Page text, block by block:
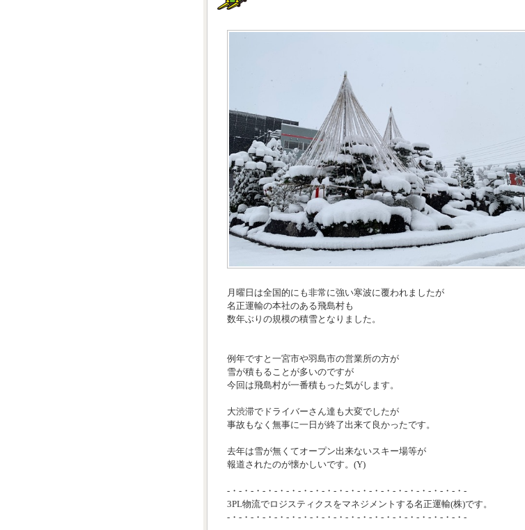
月曜日は全国的にも非常に強い寒波に覆われましたが
名正運輸の本社のある飛島村も
数年ぶりの規模の積雪となりました。
例年ですと一宮市や羽島市の営業所の方が
雪が積もることが多いのですが
今回は飛島村が一番積もった気がします。
大渋滞でドライバーさん達も大変でしたが
事故もなく無事に一日が終了出来て良かったです。
去年は雪が無くてオープン出来ないスキー場等が
報道されたのが懐かしいです。(Y)
-・-・-・-・-・-・-・-・-・-・-・-・-・-・-・-・-・-・-・-・-
3PL物流でロジスティクスをマネジメントする名正運輸(株)です。
-・-・-・-・-・-・-・-・-・-・-・-・-・-・-・-・-・-・-・-・-